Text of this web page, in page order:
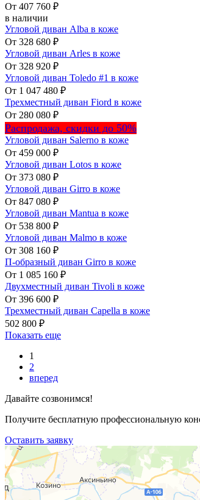
От 407 760 ₽
в наличии
Угловой диван Alba в коже
От 328 680 ₽
Угловой диван Arles в коже
От 328 920 ₽
Угловой диван Toledo #1 в коже
От 1 047 480 ₽
Трехместный диван Fiord в коже
От 280 080 ₽
Распродажа, скидки до 50%
Угловой диван Salerno в коже
От 459 000 ₽
Угловой диван Lotos в коже
От 373 080 ₽
Угловой диван Girro в коже
От 847 080 ₽
Угловой диван Mantua в коже
От 538 800 ₽
Угловой диван Malmo в коже
От 308 160 ₽
П-образный диван Girro в коже
От 1 085 160 ₽
Двухместный диван Tivoli в коже
От 396 600 ₽
Трехместный диван Capella в коже
502 800 ₽
Показать еще
1
2
вперед
Давайте созвонимся!
Получите бесплатную профессиональную
Оставить заявку